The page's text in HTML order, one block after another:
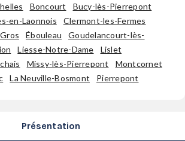
Boncourt
Bucy-lès-Pierrepont
en-Laonnois
Clermont-les-Fermes
Ébouleau
Goudelancourt-lès-
Liesse-Notre-Dame
Lislet
Missy-lès-Pierrepont
Montcornet
La Neuville-Bosmont Pierrepont
Présentation